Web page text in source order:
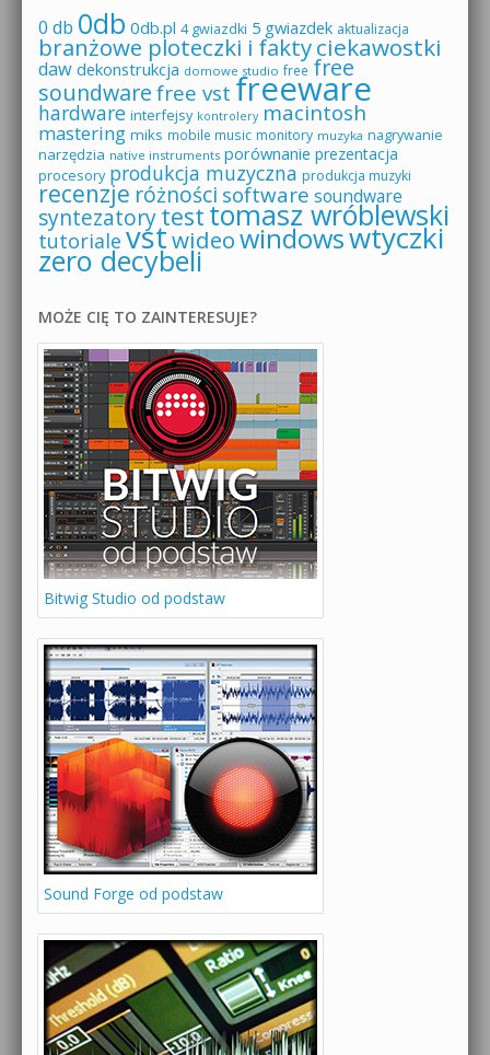
0 db 0db 0db.pl 4 gwiazdki 5 gwiazdek aktualizacja
branżowe ploteczki i faktyciekawostki
daw dekonstrukcja domowe studio free free
soundware free vst freeware
hardware interfejsy kontrolery macintosh
mastering miks mobile music monitory muzyka nagrywanie
narzędzia native instruments porównanie prezentacja
procesory produkcja muzyczna produkcja muzyki
recenzje różności software soundware
syntezatorytesttomasz wróblewski
tutoriale vstwideowindowswtyczki
zero decybeli
MOŻE CIĘ TO ZAINTERESUJE?
Bitwig Studio od podstaw
Sound Forge od podstaw